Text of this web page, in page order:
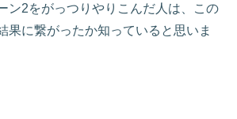
ン2をがっつりやりこんだ人は、この
果に繋がったか知っていると思いま